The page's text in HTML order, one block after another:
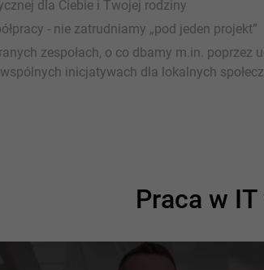
dla Ciebie i Twojej rodziny
- nie zatrudniamy „pod jeden projekt”
zespołach, o co dbamy m.in. poprzez
inicjatywach dla lokalnych
Praca w